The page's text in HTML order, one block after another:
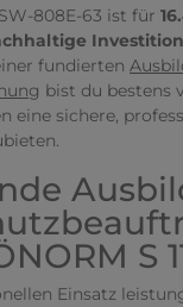
808E-63 ist für
Investition
fundierten
bist du bestens
eine sichere,
S
Einsatz